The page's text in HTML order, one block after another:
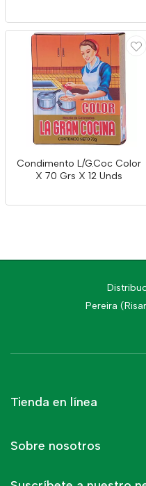
Condimento L/G.Coc Color
X 70 Grs X 12 Unds
Pereira
Tienda en línea
Sobre nosotros